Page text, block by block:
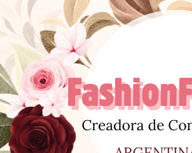
al
contenido